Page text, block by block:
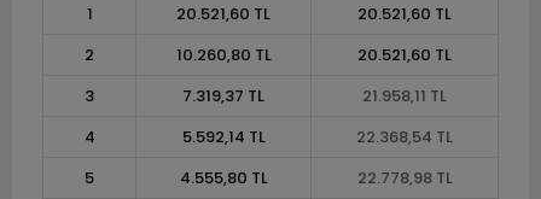
1
20.521,60 TL
20.521,60 TL
2
10.260,80 TL
20.521,60 TL
3
7.319,37 TL
21.958,11 TL
4
5.592,14 TL
22.368,54 TL
5
4.555,80 TL
22.778,98 TL